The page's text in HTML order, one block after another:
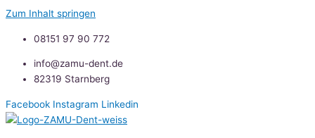
Zum Inhalt springen
08151 97 90 772
info@zamu-dent.de
82319 Starnberg
Facebook Instagram Linkedin